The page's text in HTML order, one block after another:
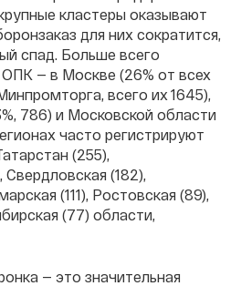
кластеры оказывают
для них сократится,
спад. Больше всего
— в Москве (26% от всех
всего их 1645),
786) и Московской области
часто регистрируют
(255),
(182),
(111), Ростовская (89),
(77) области,
— это значительная